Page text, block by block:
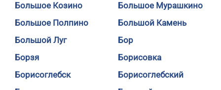
Большое Козино
Большое Мурашкино
Большое Полпино
Большой Камень
Большой Луг
Бор
Борзя
Борисовка
Борисоглебск
Борисоглебский